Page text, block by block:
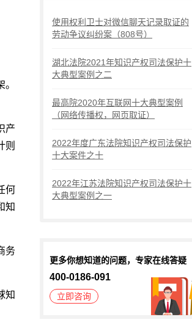
产
则
何
知
务
知
使用权利卫士对微信聊天记录取证的
劳动争议纠纷案（808号）
湖北法院2021年知识产权司法保护十
大典型案例之二
最高院2020年互联网十大典型案例
（网络传播权，网页取证）
2022年度广东法院知识产权司法保护
十大案件之十
2022年江苏法院知识产权司法保护十
大典型案例之一
更多你想知道的问题，专家在线答疑
400-0186-091
立即咨询